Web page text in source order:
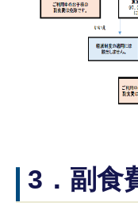
3．副食